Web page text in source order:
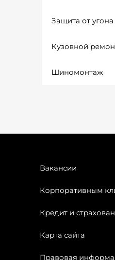
Защита от угона
Кузовной
Шиномонтаж
Вакансии
Корпоративным
Кредит и
Карта сайта
Правовая